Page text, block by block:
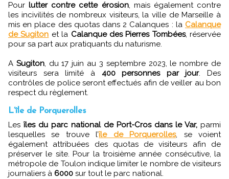
Pourlutter contre cette érosion, mais également contre
les incivilités de nombreux visiteurs, la ville de Marseille à
mis en place des quotas dans 2 Calanques : la Calanque
de Sugiton et la Calanque des Pierres Tombées, réservée
pour sa part aux pratiquants du naturisme.
A Sugiton, du 17 juin au 3 septembre 2023, le nombre de
visiteurs sera limité à 400 personnes par jour. Des
contrôles de police seront effectués afin de veiller au bon
respect du règlement.
L’île de Porquerolles
Les îles du parc national de Port-Cros dans le Var, parmi
lesquelles se trouve l’île de Porquerolles, se voient
également attribuées des quotas de visiteurs afin de
préserver le site. Pour la troisième année consécutive, la
métropole de Toulon indique limiter le nombre de visiteurs
journaliers à 6000 sur tout le parc national.